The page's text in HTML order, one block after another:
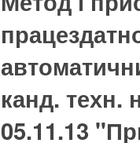
канд. техн.
05.11.13